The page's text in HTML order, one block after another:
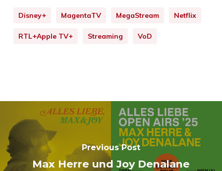
Disney+ MagentaTV MegaStream Netflix
RTL+Apple TV+ Streaming VoD
Previous Post
Max Herre und Joy Denalane